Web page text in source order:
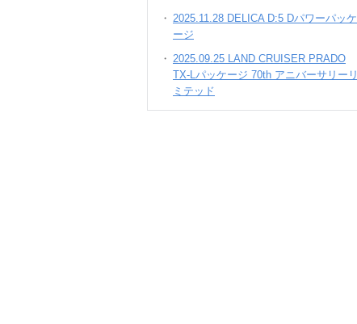
2025.11.28 DELICA D:5 Dパワーパッケ
ージ
2025.09.25 LAND CRUISER PRADO
TX-Lパッケージ 70th アニバーサリーリ
ミテッド